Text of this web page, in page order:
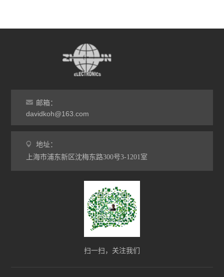
邮箱：
davidkoh@163.com
地址：
上海市浦东新区沈梅东路300号3-1201室
扫一扫，关注我们